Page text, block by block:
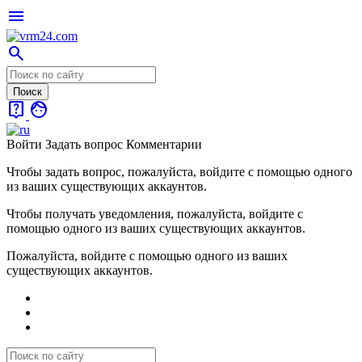
menu
search
live_help face
Войти Задать вопрос Комментарии
Чтобы задать вопрос, пожалуйста, войдите с помощью одного
из ваших существующих аккаунтов.
Чтобы получать уведомления, пожалуйста, войдите с
помощью одного из ваших существующих аккаунтов.
Пожалуйста, войдите с помощью одного из ваших
существующих аккаунтов.